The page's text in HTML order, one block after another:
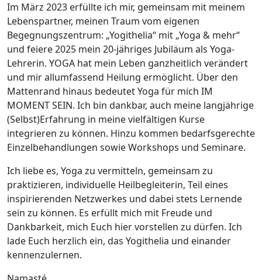
Im März 2023 erfüllte ich mir, gemeinsam mit meinem
Lebenspartner, meinen Traum vom eigenen
Begegnungszentrum: „Yogithelia“ mit „Yoga & mehr“
und feiere 2025 mein 20-jähriges Jubiläum als Yoga-
Lehrerin. YOGA hat mein Leben ganzheitlich verändert
und mir allumfassend Heilung ermöglicht. Über den
Mattenrand hinaus bedeutet Yoga für mich IM
MOMENT SEIN. Ich bin dankbar, auch meine langjährige
(Selbst)Erfahrung in meine vielfältigen Kurse
integrieren zu können. Hinzu kommen bedarfsgerechte
Einzelbehandlungen sowie Workshops und Seminare.
Ich liebe es, Yoga zu vermitteln, gemeinsam zu
praktizieren, individuelle Heilbegleiterin, Teil eines
inspirierenden Netzwerkes und dabei stets Lernende
sein zu können. Es erfüllt mich mit Freude und
Dankbarkeit, mich Euch hier vorstellen zu dürfen. Ich
lade Euch herzlich ein, das Yogithelia und einander
kennenzulernen.